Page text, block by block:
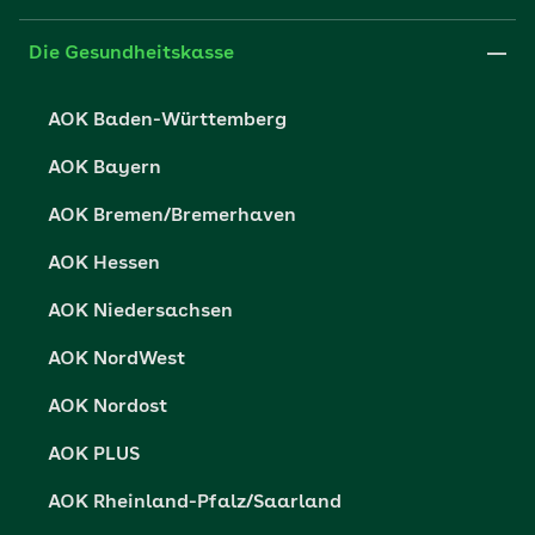
Datenschutzrechte
Barrierefreiheit
Barriere melden
Die Gesundheitskasse
AOK Baden-Württemberg
AOK Bayern
AOK Bremen/Bremerhaven
AOK Hessen
AOK Niedersachsen
AOK NordWest
AOK Nordost
AOK PLUS
AOK Rheinland-Pfalz/Saarland